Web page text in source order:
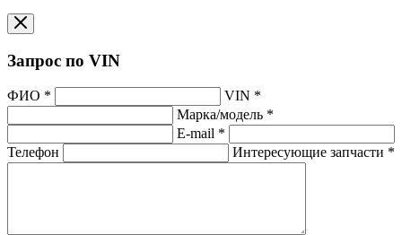
Запрос по VIN
ФИО * VIN *
Марка/модель *
E-mail *
Телефон
Интересующие запчасти *